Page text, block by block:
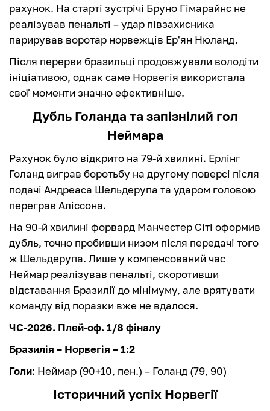
рахунок. На старті зустрічі Бруно Гімарайнс не
реалізував пенальті – удар півзахисника
парирував воротар норвежців Ер'ян Нюланд.
Після перерви бразильці продовжували володіти
ініціативою, однак саме Норвегія використала
свої моменти значно ефективніше.
Дубль Голанда та запізнілий гол
Неймара
Рахунок було відкрито на 79-й хвилині. Ерлінг
Голанд виграв боротьбу на другому поверсі після
подачі Андреаса Шельдерупа та ударом головою
переграв Аліссона.
На 90-й хвилині форвард Манчестер Сіті оформив
дубль, точно пробивши низом після передачі того
ж Шельдерупа. Лише у компенсований час
Неймар реалізував пенальті, скоротивши
відставання Бразилії до мінімуму, але врятувати
команду від поразки вже не вдалося.
ЧС-2026. Плей-оф. 1/8 фіналу
Бразилія – Норвегія – 1:2
Голи: Неймар (90+10, пен.) – Голанд (79, 90)
Історичний успіх Норвегії